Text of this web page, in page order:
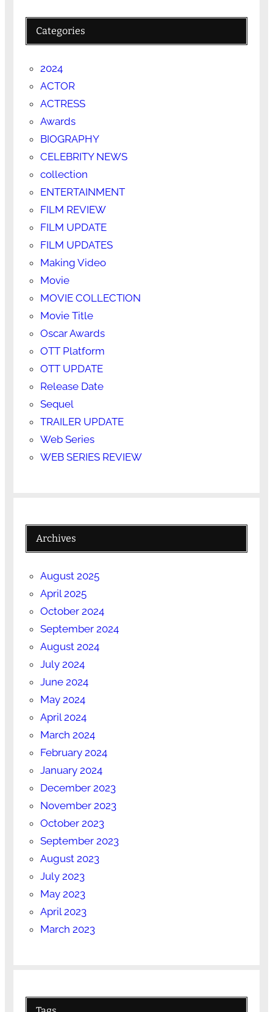
Categories
2024
ACTOR
ACTRESS
Awards
BIOGRAPHY
CELEBRITY NEWS
collection
ENTERTAINMENT
FILM REVIEW
FILM UPDATE
FILM UPDATES
Making Video
Movie
MOVIE COLLECTION
Movie Title
Oscar Awards
OTT Platform
OTT UPDATE
Release Date
Sequel
TRAILER UPDATE
Web Series
WEB SERIES REVIEW
Archives
August 2025
April 2025
October 2024
September 2024
August 2024
July 2024
June 2024
May 2024
April 2024
March 2024
February 2024
January 2024
December 2023
November 2023
October 2023
September 2023
August 2023
July 2023
May 2023
April 2023
March 2023